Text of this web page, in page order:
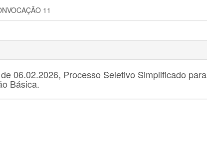
11
06.02.2026, Processo Seletivo Simplificado para
Básica.